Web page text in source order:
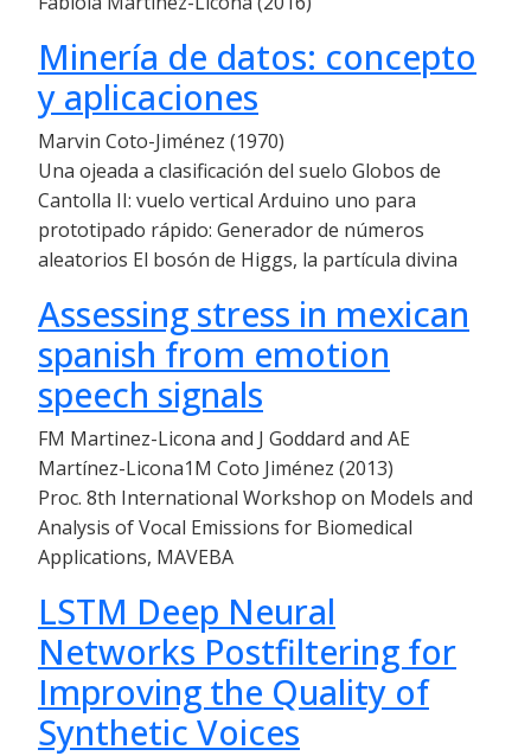
Minería de datos: concepto
y aplicaciones
Marvin Coto-Jiménez (1970)
Una ojeada a clasificación del suelo Globos de
Cantolla II: vuelo vertical Arduino uno para
prototipado rápido: Generador de números
aleatorios El bosón de Higgs, la partícula divina
Assessing stress in mexican
spanish from emotion
speech signals
FM Martinez-Licona and J Goddard and AE
Martínez-Licona1M Coto Jiménez (2013)
Proc. 8th International Workshop on Models and
Analysis of Vocal Emissions for Biomedical
Applications, MAVEBA
LSTM Deep Neural
Networks Postfiltering for
Improving the Quality of
Synthetic Voices